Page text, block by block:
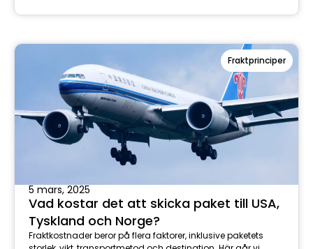
Fraktprinciper
5 mars, 2025
Vad kostar det att skicka paket till USA,
Tyskland och Norge?
Fraktkostnader beror på flera faktorer, inklusive paketets